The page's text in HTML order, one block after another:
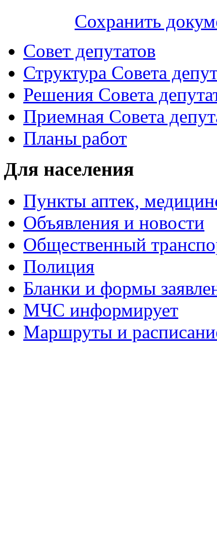
Сохранить
Совет депутатов
Структура Совета
Решения Совета
Приемная Совета
Планы работ
Для населения
Пункты аптек,
Объявления и новости
Общественный
Полиция
Бланки и формы
МЧС информирует
Маршруты и